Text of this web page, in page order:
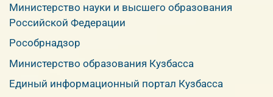
Министерство науки и высшего образования
Российской Федерации
Рособрнадзор
Министерство образования Кузбасса
Единый информационный портал Кузбасса